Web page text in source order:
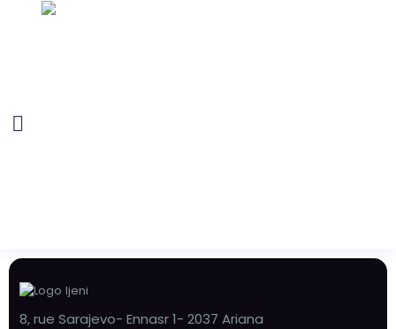
8, rue Sarajevo- Ennasr 1- 2037 Ariana